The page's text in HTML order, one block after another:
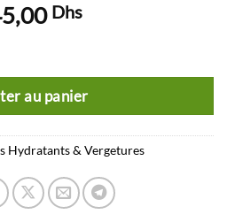
Dhs
Oils huile végétale grossesse
au panier
Hydratants & Vergetures